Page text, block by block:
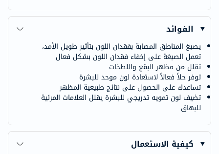
الفوائد
يصبغ المناطق المصابة بفقدان اللون بتأثير طويل الأمد،
تعمل الصبغة على إخفاء فقدان اللون بشكل فعال
تقلل من مظهر البقع واللطخات
توفر حلاً فعالاً لاستعادة لون موحد للبشرة
تساعدك على الحصول على نتائج طبيعية المظهر
تضيف لون تمويه تدريجي للبشرة يقلل العلامات المرئية
للبهاق
كيفية الاستعمال